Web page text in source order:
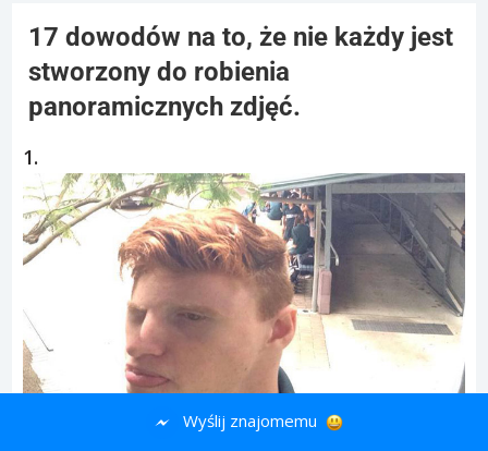
17 dowodów na to, że nie każdy jest
stworzony do robienia
panoramicznych zdjęć.
1.
Wyślij znajomemu